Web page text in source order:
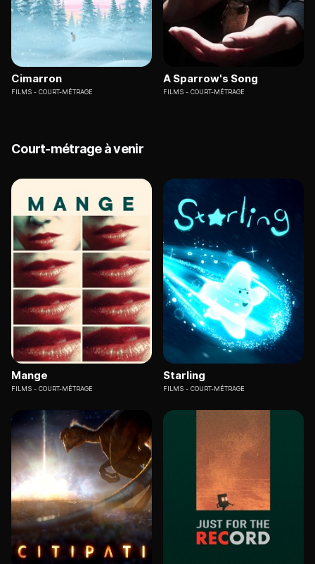
Cimarron
FILMS COURT-MÉTRAGE
A Sparrow's Song
FILMS COURT-MÉTRAGE
Court-métrage à venir
Mange
FILMS COURT-MÉTRAGE
Starling
FILMS COURT-MÉTRAGE